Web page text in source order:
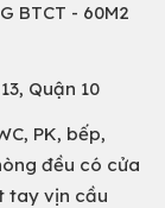
BTCT - 60M2
Quận 10
PK, bếp,
đều có cửa
tay vịn cầu